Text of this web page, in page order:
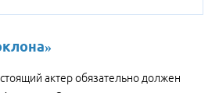
актер обязательно должен